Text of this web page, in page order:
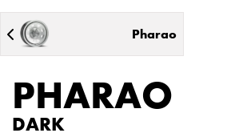
Pharao
PHARAO
DARK